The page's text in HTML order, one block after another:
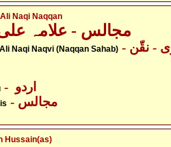
Naqi Naqqan
مجالس - علامہ
Naqi Naqvi (Naqqan Sahab) - علامہ علی نقی نقوی - نقّن
- مجالس
Hussain(as)